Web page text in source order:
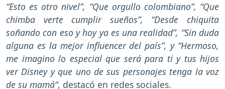
“Esto es otro nivel”, “Que orgullo colombiano”, “Que
chimba verte cumplir sueños”, “Desde chiquita
soñando con eso y hoy ya es una realidad”, “Sin duda
alguna es la mejor influencer del país”, y “Hermoso,
me imagino lo especial que será para ti y tus hijos
ver Disney y que uno de sus personajes tenga la voz
de su mamá“, destacó en redes sociales.